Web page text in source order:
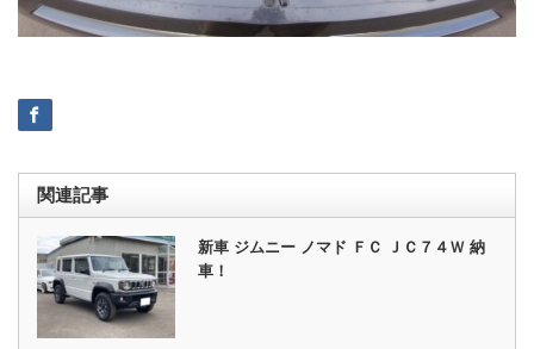
関連記事
新車 ジムニー ノマド ＦＣ ＪＣ７４Ｗ 納
車！